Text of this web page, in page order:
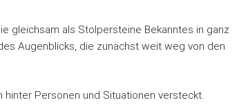
gleichsam als Stolpersteine Bekanntes in ganz
Augenblicks, die zunächst weit weg von den
hinter Personen und Situationen versteckt.